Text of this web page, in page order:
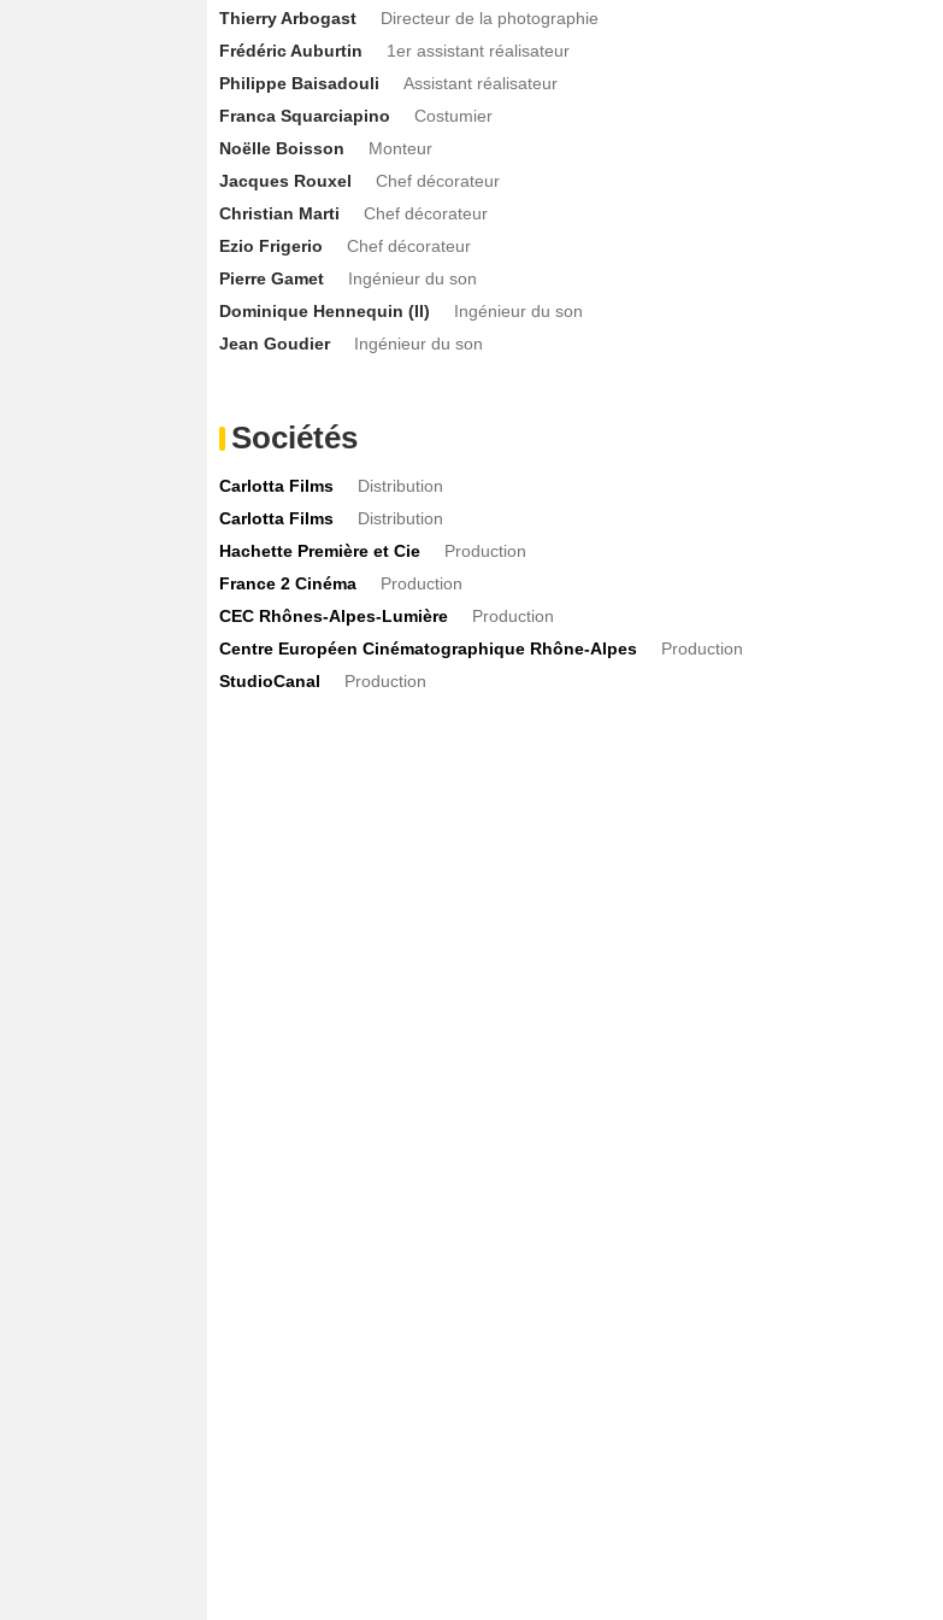
Thierry Arbogast
Directeur de la photographie
Frédéric Auburtin
1er assistant réalisateur
Philippe Baisadouli
Assistant réalisateur
Franca Squarciapino
Costumier
Noëlle Boisson
Monteur
Jacques Rouxel
Chef décorateur
Christian Marti
Chef décorateur
Ezio Frigerio
Chef décorateur
Pierre Gamet
Ingénieur du son
Dominique Hennequin (II)
Ingénieur du son
Jean Goudier
Ingénieur du son
Sociétés
Carlotta Films
Distribution
Carlotta Films
Distribution
Hachette Première et Cie
Production
France 2 Cinéma
Production
CEC Rhônes-Alpes-Lumière
Production
Centre Européen Cinématographique Rhône-Alpes
Production
StudioCanal
Production